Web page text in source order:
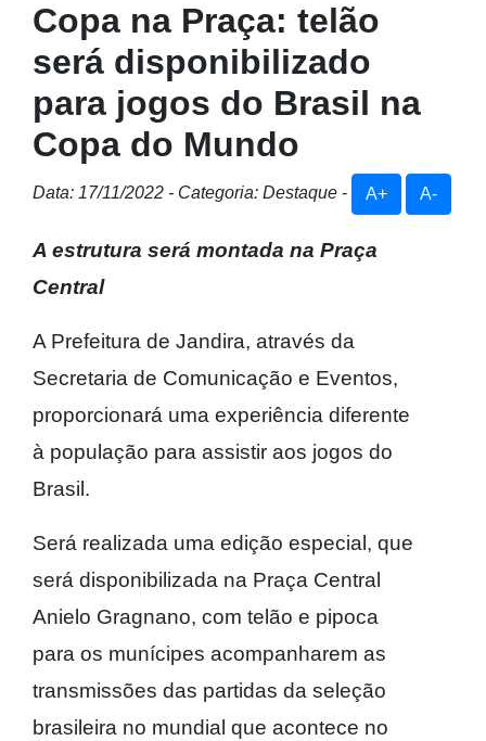
Copa na Praça: telão
será disponibilizado
para jogos do Brasil na
Copa do Mundo
Data: 17/11/2022 - Categoria: Destaque - A+ A-
A estrutura será montada na Praça
Central
A Prefeitura de Jandira, através da
Secretaria de Comunicação e Eventos,
proporcionará uma experiência diferente
à população para assistir aos jogos do
Brasil.
Será realizada uma edição especial, que
será disponibilizada na Praça Central
Anielo Gragnano, com telão e pipoca
para os munícipes acompanharem as
transmissões das partidas da seleção
brasileira no mundial que acontece no